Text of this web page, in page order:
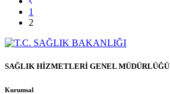
1
2
SAĞLIK HİZMETLERİ GENEL MÜDÜRLÜĞÜ
Kurumsal